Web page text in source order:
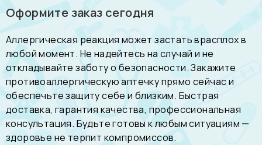
Оформите заказ сегодня
Аллергическая реакция может застать врасплох в
любой момент. Не надейтесь на случай и не
откладывайте заботу о безопасности. Закажите
противоаллергическую аптечку прямо сейчас и
обеспечьте защиту себе и близким. Быстрая
доставка, гарантия качества, профессиональная
консультация. Будьте готовы к любым ситуациям —
здоровье не терпит компромиссов.